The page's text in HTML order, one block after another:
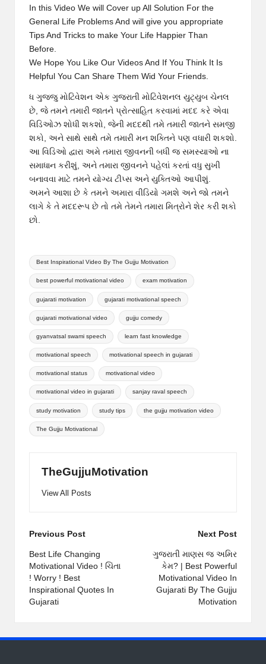
In this Video We will Cover up All Solution For the
General Life Problems And will give you appropriate
Tips And Tricks to make Your Life Happier Than
Before.
We Hope You Like Our Videos And If You Think It Is
Helpful You Can Share Them Wid Your Friends.
ધ ગુજ્જુ મોટિવેશન એક ગુજરાતી મોટિવેશનલ યુટ્યુબ ચેનલ
છે, જે તમને તમારી જાતને પ્રોત્સાહિત કરવામાં મદદ કરે એવા
વિડિઓઝ શોધી શકશો, જેની મદદથી તમે તમારી જાતને સમજી
શકો, અને સાથે સાથે તમે તમારી મન શક્તિને પણ વધારી શકશો.
આ વિડિઓ દ્વારા અમે તમારા જીવનની બધી જ સમસ્યાઓ ના
સમાધાન કરીશું, અને તમારા જીવનને પહેલાં કરતાં વધુ સુખી
બનાવવા માટે તમને યોગ્ય ટીપ્સ અને યુક્તિઓ આપીશું.
અમને આશા છે કે તમને અમારા વીડિયો ગમશે અને જો તમને
લાગે કે તે મદદરૂપ છે તો તમે તેમને તમારા મિત્રોને શેર કરી શકો
છો.
Tags:
Best Inspirational Video By The Gujju Motivation
best powerful motivational video exam motivation
gujarati motivation gujarati motivational speech
gujarati motivational video gujju comedy
gyanvatsal swami speech learn fast knowledge
motivational speech motivational speech in gujarati
motivational status motivational video
motivational video in gujarati sanjay raval speech
study motivation study tips the gujju motivation video
The Gujju Motivational
TheGujjuMotivation
View All Posts
Post
navigation
Previous Post
Best Life Changing
Motivational Video ! ચિંતા
! Worry ! Best
Inspirational Quotes In
Gujarati
Next Post
ગુજરાતી માણસ જ અમિર
કેમ? | Best Powerful
Motivational Video In
Gujarati By The Gujju
Motivation